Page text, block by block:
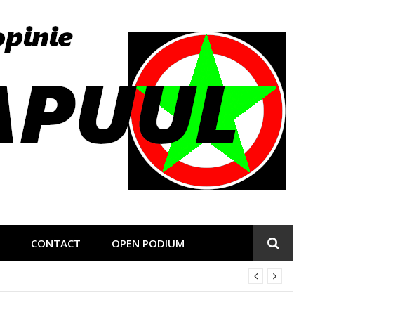
CONTACT OPEN PODIUM